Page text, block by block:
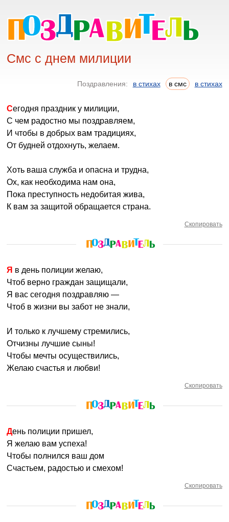
Смс с днем милиции
Поздравления: в стихах в смс в стихах
Сегодня праздник у милиции,
С чем радостно мы поздравляем,
И чтобы в добрых вам традициях,
От будней отдохнуть, желаем.
Хоть ваша служба и опасна и трудна,
Ох, как необходима нам она,
Пока преступность недобитая жива,
К вам за защитой обращается страна.
Скопировать
Я в день полиции желаю,
Чтоб верно граждан защищали,
Я вас сегодня поздравляю —
Чтоб в жизни вы забот не знали,
И только к лучшему стремились,
Отчизны лучшие сыны!
Чтобы мечты осуществились,
Желаю счастья и любви!
Скопировать
День полиции пришел,
Я желаю вам успеха!
Чтобы полнился ваш дом
Счастьем, радостью и смехом!
Скопировать